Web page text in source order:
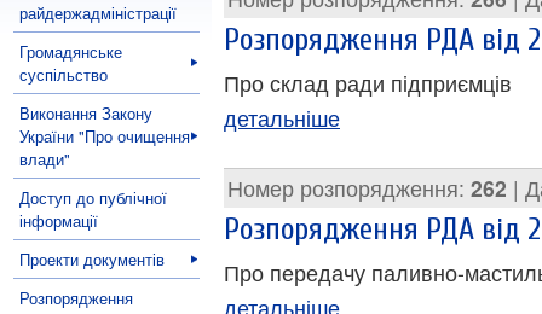
райдержадміністрації
Громадянське
суспільство
Виконання Закону
України "Про очищення
влади"
Доступ до публічної
інформації
Проекти документів
Розпорядження
Розпорядження РДА від
Про склад ради підприємців
детальніше
Номер розпорядження: 262 |
Розпорядження РДА від
Про передачу паливно-
детальніше